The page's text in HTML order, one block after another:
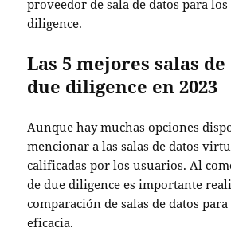
proveedor de sala de datospara los
diligence.
Las 5 mejores salas
due diligence en 2023
Aunque hay muchas opciones
mencionar alas salas de datos
calificadas por los usuarios. Al
de due diligence es importante
comparación de salas de datos
eficacia.